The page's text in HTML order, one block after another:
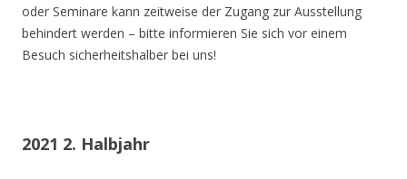
oder Seminare kann zeitweise der Zugang zur Ausstellung
behindert werden – bitte informieren Sie sich vor einem
Besuch sicherheitshalber bei uns!
2021 2. Halbjahr